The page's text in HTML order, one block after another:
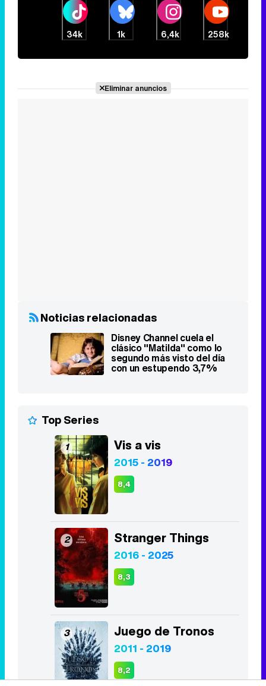
34k 1k 6,4k 258k
Eliminar anuncios
Noticias relacionadas
Disney Channel cuela el
clásico "Matilda" como lo
segundo más visto del día
con un estupendo 3,7%
Top Series
1 Vis a vis
2015 - 2019
8,4
2 Stranger Things
2016 - 2025
8,3
3 Juego de Tronos
2011 - 2019
8,2